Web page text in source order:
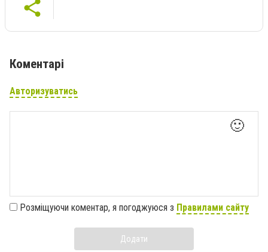
Коментарі
Авторизуватись
🙂
Розміщуючи коментар, я погоджуюся з Правилами сайту
Додати